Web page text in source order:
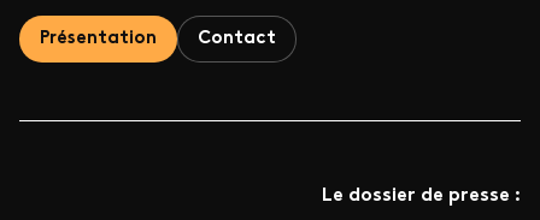
Présentation Contact
Le dossier de presse :